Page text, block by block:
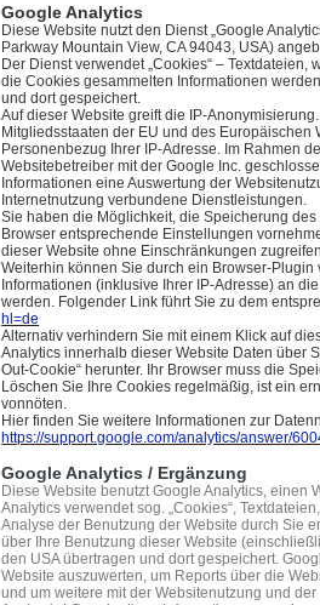
Google Analytics
Diese Website nutzt den Dienst „Google
Parkway Mountain View, CA 94043, USA)
Der Dienst verwendet „Cookies“ –
die Cookies gesammelten Informationen
und dort gespeichert.
Auf dieser Website greift die IP-
Mitgliedsstaaten der EU und des Europäischen
Personenbezug Ihrer IP-Adresse. Im Rahmen
Websitebetreiber mit der Google Inc.
Informationen eine Auswertung der
Internetnutzung verbundene Dienstleistungen.
Sie haben die Möglichkeit, die Speicherung
Browser entsprechende Einstellungen
dieser Website ohne Einschränkungen
Weiterhin können Sie durch ein Browser-
Informationen (inklusive Ihrer IP-Adresse) an
werden. Folgender Link führt Sie zu dem
hl=de
Alternativ verhindern Sie mit einem Klick auf
Analytics innerhalb dieser Website Daten über
Out-Cookie“ herunter. Ihr Browser muss die
Löschen Sie Ihre Cookies regelmäßig, ist ein
vonnöten.
Hier finden Sie weitere Informationen zur
https://support.google.com/analytics/answer/
Google Analytics / Ergänzung
Diese Website benutzt Google Analytics, einen
Analytics verwendet sog. „Cookies“,
Analyse der Benutzung der Website durch Sie
über Ihre Benutzung dieser Website
den USA übertragen und dort gespeichert.
Website auszuwerten, um Reports über die
und um weitere mit der Websitenutzung und